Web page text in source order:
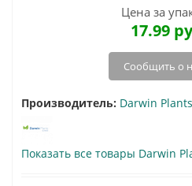
Цена за
17.99
Сообщить о
Производитель: Darwin
Показать все товары Darwin